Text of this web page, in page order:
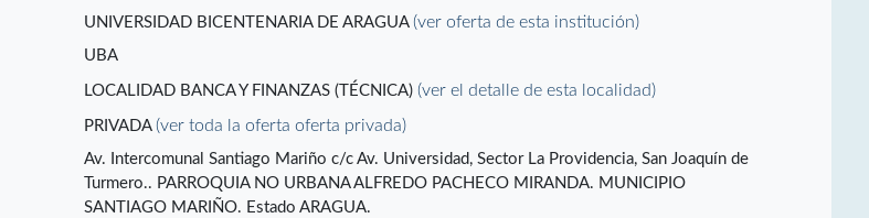
UNIVERSIDAD BICENTENARIA DE ARAGUA(ver oferta de esta institución)
UBA
LOCALIDAD BANCA Y FINANZAS (TÉCNICA)(ver el detalle de esta localidad)
PRIVADA(ver toda la oferta oferta privada)
Av. Intercomunal Santiago Mariño c/c Av. Universidad, Sector La Providencia, San Joaquín de
Turmero.. PARROQUIA NO URBANA ALFREDO PACHECO MIRANDA. MUNICIPIO
SANTIAGO MARIÑO. Estado ARAGUA.